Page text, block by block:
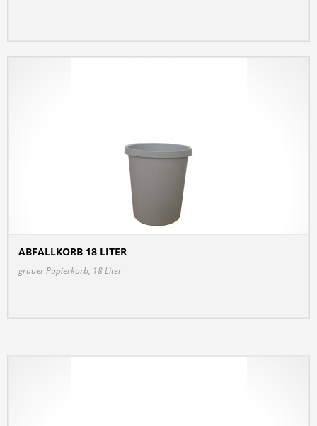
ABFALLKORB 18 LITER
grauer Papierkorb, 18 Liter